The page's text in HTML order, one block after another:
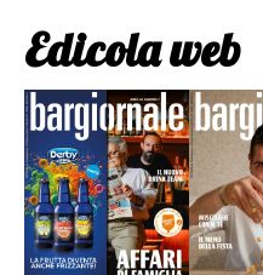
Edicola web